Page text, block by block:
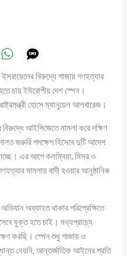
বিরুদ্ধে গাজায় গণহত্যার
চায় ইউরোপীয় দেশ স্পেন।
হোসে ম্যানুয়েল আলবারেজ।
আইসিজেতে মামলা করে দক্ষিণ
জরুরি পদক্ষেপ হিসেবে দুটি আদেশ
এর আগে কলম্বিয়া, মিসর ও
মামলায় বাদী হওয়ার আনুষ্ঠানিক
অভিযান অব্যাহত থাকার পরিপ্রেক্ষিতে
যুক্ত হতে চাই। মধ্যপ্রাচ্যে
করছি। স্পেন শুধু গাজায় ও
নেয়নি, আন্তর্জাতিক আইনের প্রতি